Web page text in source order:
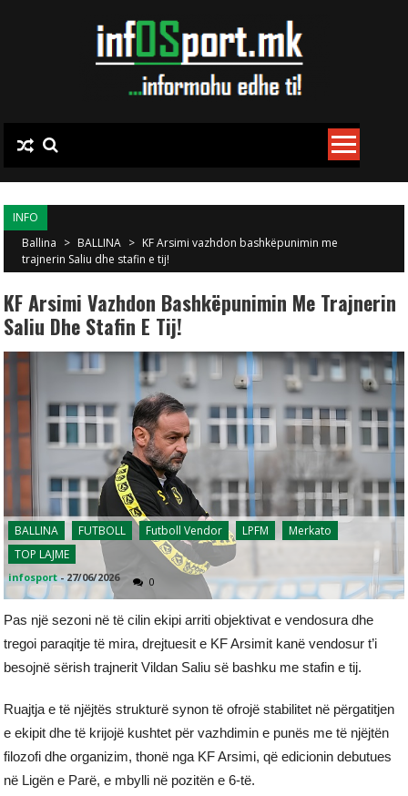
INFO
Ballina > BALLINA > KF Arsimi vazhdon bashkëpunimin me
trajnerin Saliu dhe stafin e tij!
KF Arsimi Vazhdon Bashkëpunimin Me Trajnerin
Saliu Dhe Stafin E Tij!
BALLINA FUTBOLL Futboll Vendor LPFM
Merkato
TOP LAJME
infosport -27/06/2026 0
Pas një sezoni në të cilin ekipi arriti objektivat e vendosura dhe
tregoi paraqitje të mira, drejtuesit e KF Arsimit kanë vendosur t’i
besojnë sërish trajnerit Vildan Saliu së bashku me stafin e tij.
Ruajtja e të njëjtës strukturë synon të ofrojë stabilitet në përgatitjen
e ekipit dhe të krijojë kushtet për vazhdimin e punës me të njëjtën
filozofi dhe organizim, thonë nga KF Arsimi, që edicionin debutues
në Ligën e Parë, e mbylli në pozitën e 6-të.